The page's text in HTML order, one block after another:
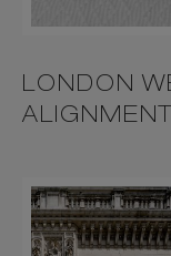
LONDON